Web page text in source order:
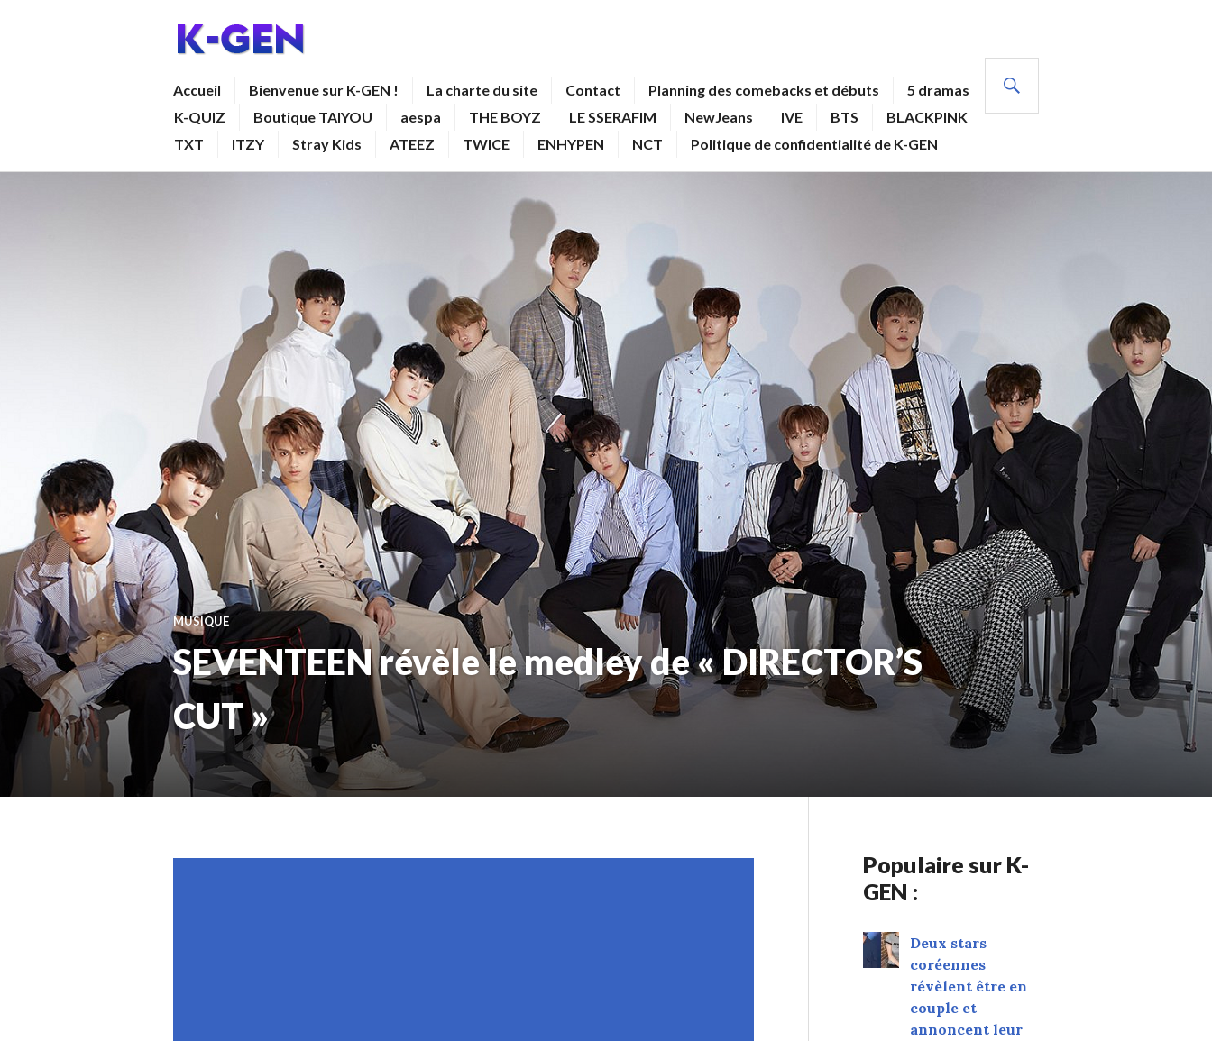
Accueil Bienvenue sur K-GEN ! La charte du site Contact Planning des comebacks et débuts
5 dramas
K-QUIZ
Boutique TAIYOU aespa THE BOYZ LE SSERAFIM NewJeans IVE BTS
BLACKPINK
TXT
ITZY Stray Kids ATEEZ TWICE ENHYPEN NCT Politique de confidentialité de K-GEN
MUSIQUE
SEVENTEEN révèle le medley de « DIRECTOR’S
CUT »
Populaire sur K-
GEN :
Deux stars
coréennes
révèlent être en
couple et
annoncent leur